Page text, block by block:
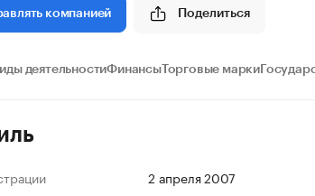
компанией Поделиться
деятельностиФинансыТорговые марки
2 апреля 2007